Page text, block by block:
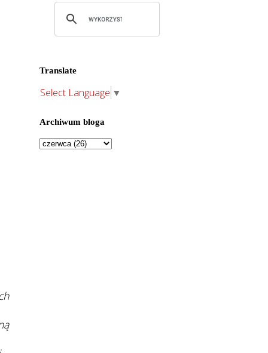
Translate
Select Language ▼
Archiwum bloga